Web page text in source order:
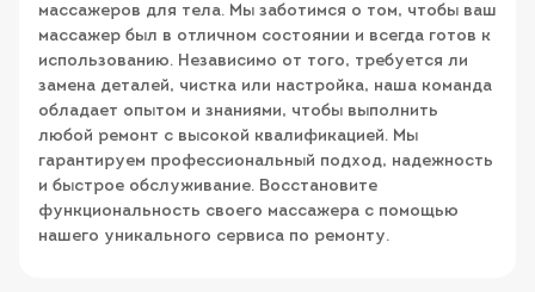
массажеров для тела. Мы заботимся о том, чтобы ваш
массажер был в отличном состоянии и всегда готов к
использованию. Независимо от того, требуется ли
замена деталей, чистка или настройка, наша команда
обладает опытом и знаниями, чтобы выполнить
любой ремонт с высокой квалификацией. Мы
гарантируем профессиональный подход, надежность
и быстрое обслуживание. Восстановите
функциональность своего массажера с помощью
нашего уникального сервиса по ремонту.